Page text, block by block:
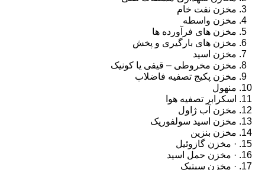
مخزن نفت خام
مخزن واسطه
مخزن های فرآورده ها
مخزن های بارگیری و پخش
مخزن اسید
مخزن مخروطی – قیفی یا کونیک
مخزن پکیج تصفیه فاضلاب
منهول
اسکرابر تصفیه هوا
مخزن آب ژاول
مخزن اسید سولفوریک
مخزن بنزین
· مخزن گازوئیل
· مخزن حمل اسید
· مخزن سپتیک